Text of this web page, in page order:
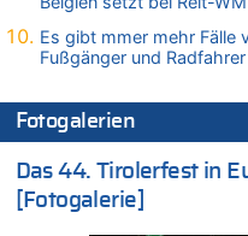
07.08.2026 - 16:01 von
Tempolimit in 30er-Zonen
07.08.2026 - 15:56 von
Mark van Bommel offiziell
Teufel vorgestellt: „Ist mir
07.08.2026 - 15:43 von
Es gibt mmer mehr Fälle
Fußgänger und
Fotogalerien
Das 44. Tirolerfest in
[Fotogalerie]